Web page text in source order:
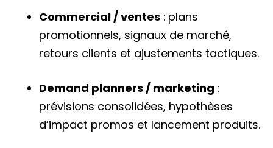
Commercial / ventes : plans
promotionnels, signaux de marché,
retours clients et ajustements tactiques.
Demand planners / marketing :
prévisions consolidées, hypothèses
d’impact promos et lancement produits.